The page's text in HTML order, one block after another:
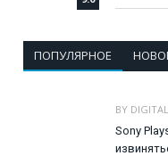
ПОПУЛЯРНОЕ
BY
Sony